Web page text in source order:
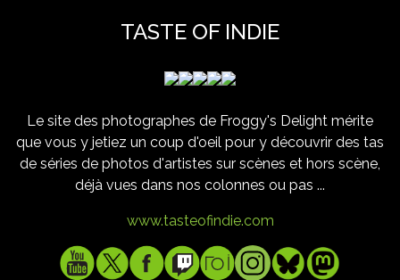
TASTE OF INDIE
Le site des photographes de Froggy's Delight mérite
que vous y jetiez un coup d'oeil pour y découvrir des tas
de séries de photos d'artistes sur scènes et hors scène,
déjà vues dans nos colonnes ou pas ...
www.tasteofindie.com